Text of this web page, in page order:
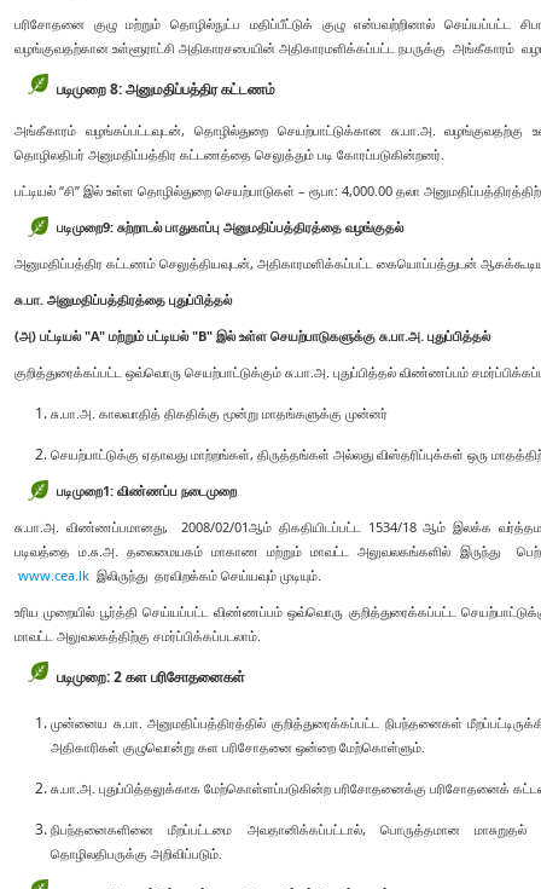
பரிசோதனை குழு மற்றும் தொழில்நுட்ப மதிப்பீட்டுக் குழு என்பவற்றினால் செய்யப்பட்ட
வழங்குவதற்கான உள்ளூராட்சி அதிகாரசபையின் அதிகாரமளிக்கப்பட்ட நபருக்கு அங்கீகாரம்
படிமுறை 8: அனுமதிப்பத்திர கட்டணம்
அங்கீகாரம் வழங்கப்பட்டவுடன், தொழில்துறை செயற்பாட்டுக்கான சு.பா.அ.
தொழிலதிபர் அனுமதிப்பத்திர கட்டணத்தை செலுத்தும் படி கோரப்படுகின்றனர்.
பட்டியல் “சி” இல் உள்ள தொழில்துறை செயற்பாடுகள் – ரூபா: 4,000.00 தலா
படிமுறை9: சுற்றாடல் பாதுகாப்பு அனுமதிப்பத்திரத்தை வழங்குதல்
அனுமதிப்பத்திர கட்டணம் செலுத்தியவுடன், அதிகாரமளிக்கப்பட்ட கையொப்பத்துடன்
சு.பா. அனுமதிப்பத்திரத்தை புதுப்பித்தல்
(அ) பட்டியல் "A" மற்றும் பட்டியல் "B" இல் உள்ள செயற்பாடுகளுக்கு சு.பா.அ. புதுப்பித்தல்
குறித்துரைக்கப்பட்ட ஒவ்வொரு செயற்பாட்டுக்கும் சு.பா.அ. புதுப்பித்தல் விண்ணப்பம்
சு.பா.அ. காலவாதித் திகதிக்கு மூன்று மாதங்களுக்கு முன்னர்
செயற்பாட்டுக்கு ஏதாவது மாற்றங்கள், திருத்தங்கள் அல்லது விஸ்தரிப்புக்கள் ஒரு
படிமுறை1: விண்ணப்ப நடைமுறை
சு.பா.அ. விண்ணப்பமானது, 2008/02/01ஆம் திகதியிடப்பட்ட 1534/18 ஆம் இலக்க
படிவத்தை ம.சு.அ. தலைமையகம் மாகாண மற்றும் மாவட்ட அலுவலகங்களில் இருந்து
www.cea.lk இலிருந்து தரவிறக்கம் செய்யவும் முடியும்.
உரிய முறையில் பூர்த்தி செய்யப்பட்ட விண்ணப்பம் ஒவ்வொரு குறித்துரைக்கப்பட்ட
மாவட்ட அலுவலகத்திற்கு சமர்ப்பிக்கப்படலாம்.
படிமுறை: 2 கள பரிசோதனைகள்
முன்னைய சு.பா. அனுமதிப்பத்திரத்தில் குறித்துரைக்கப்பட்ட நிபந்தனைகள்
அதிகாரிகள் குழுவொன்று கள பரிசோதனை ஒன்றை மேற்கொள்ளும்.
சு.பா.அ. புதுப்பித்தலுக்காக மேற்கொள்ளப்படுகின்ற பரிசோதனைக்கு பரிசோதனைக்
நிபந்தனைகளினை மீறப்பட்டமை அவதானிக்கப்பட்டால், பொருத்தமான மாசுறுதல்
தொழிலதிபருக்கு அறிவிப்படும்.